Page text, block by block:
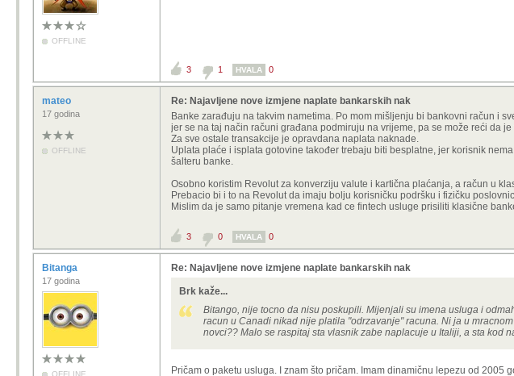
OFFLINE
3 1 HVALA 0
mateo
17 godina
OFFLINE
Re: Najavljene nove izmjene naplate bankarskih nak
Banke zarađuju na takvim nametima. Po mom mišljenju bi bankovni račun i
jer se na taj način računi građana podmiruju na vrijeme, pa se može reći da
Za sve ostale transakcije je opravdana naplata naknade.
Uplata plaće i isplata gotovine također trebaju biti besplatne, jer korisnik
šalteru banke.
Osobno koristim Revolut za konverziju valute i kartična plaćanja, a račun u
Prebacio bi i to na Revolut da imaju bolju korisničku podršku i fizičku
Mislim da je samo pitanje vremena kad ce fintech usluge prisiliti klasične
3 0 HVALA 0
Bitanga
17 godina
OFFLINE
Re: Najavljene nove izmjene naplate bankarskih nak
Brk kaže...
Bitango, nije tocno da nisu poskupili. Mijenjali su imena usluga i
racun u Canadi nikad nije platila "odrzavanje" racuna. Ni ja u
novci?? Malo se raspitaj sta vlasnik zabe naplacuje u Italiji, a sta kod
Pričam o paketu usluga. I znam što pričam. Imam dinamičnu lepezu od